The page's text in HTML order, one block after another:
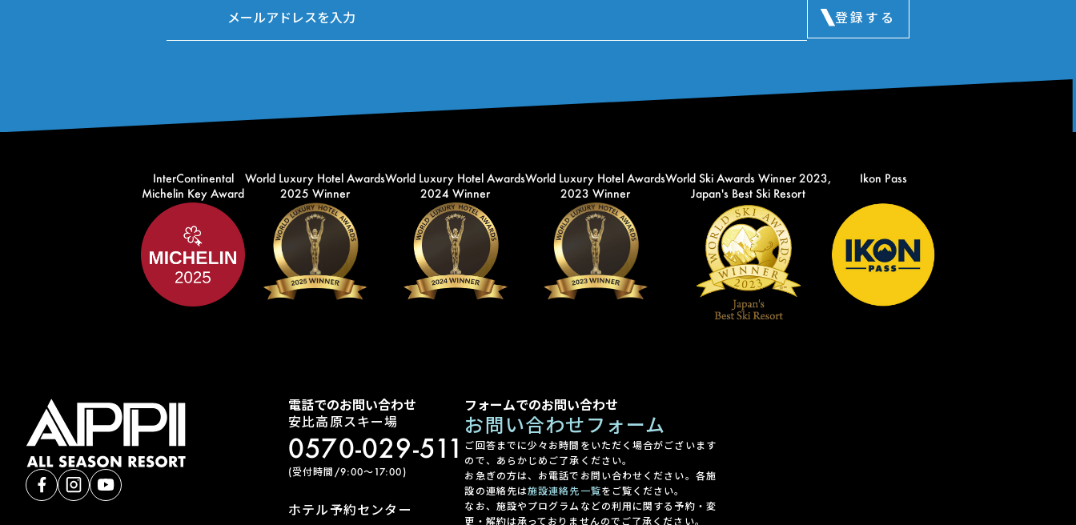
登録する
InterContinental
Michelin Key Award
World Luxury Hotel Awards
2025 Winner
World Luxury Hotel Awards
2024 Winner
World Luxury Hotel Awards
2023 Winner
World Ski Awards Winner 2023,
Japan's Best Ski Resort
Ikon Pass
電話でのお問い合わせ
安比高原スキー場
0570-029-511
(受付時間/9:00〜17:00)
ホテル予約センター
フォームでのお問い合わせ
お問い合わせフォーム
ご回答までに少々お時間をいただく場合がございます
ので、あらかじめご了承ください。
お急ぎの方は、お電話でお問い合わせください。各施
設の連絡先は施設連絡先一覧をご覧ください。
なお、施設やプログラムなどの利用に関する予約・変
更・解約は承っておりませんのでご了承ください。